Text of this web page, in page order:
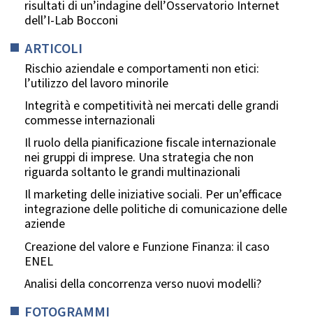
risultati di un’indagine dell’Osservatorio Internet
dell’I-Lab Bocconi
ARTICOLI
Rischio aziendale e comportamenti non etici:
l’utilizzo del lavoro minorile
Integrità e competitività nei mercati delle grandi
commesse internazionali
Il ruolo della pianificazione fiscale internazionale
nei gruppi di imprese. Una strategia che non
riguarda soltanto le grandi multinazionali
Il marketing delle iniziative sociali. Per un’efficace
integrazione delle politiche di comunicazione delle
aziende
Creazione del valore e Funzione Finanza: il caso
ENEL
Analisi della concorrenza verso nuovi modelli?
FOTOGRAMMI